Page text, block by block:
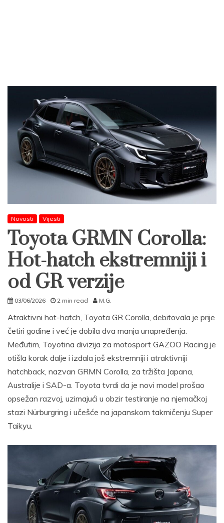
Novosti Vijesti
Toyota GRMN Corolla:
Hot-hatch ekstremniji i
od GR verzije
03/06/2026 2 min read M.G.
Atraktivni hot-hatch, Toyota GR Corolla, debitovala je prije
četiri godine i već je dobila dva manja unapređenja.
Međutim, Toyotina divizija za motosport GAZOO Racing je
otišla korak dalje i izdala još ekstremniji i atraktivniji
hatchback, nazvan GRMN Corolla, za tržišta Japana,
Australije i SAD-a. Toyota tvrdi da je novi model prošao
opsežan razvoj, uzimajući u obzir testiranje na njemačkoj
stazi Nürburgring i učešće na japanskom takmičenju Super
Taikyu.